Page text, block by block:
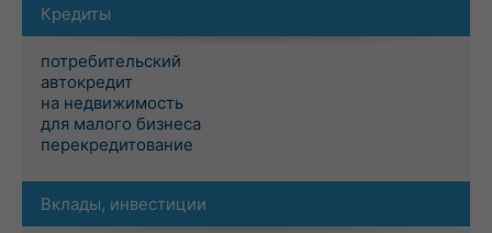
Кредиты
потребительский
автокредит
на недвижимость
для малого бизнеса
перекредитование
Вклады, инвестиции